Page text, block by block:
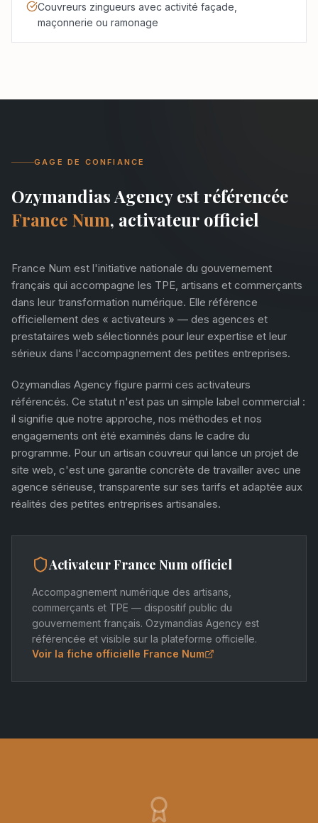
Couvreurs zingueurs avec activité façade,
maçonnerie ou ramonage
GAGE DE CONFIANCE
Ozymandias Agency est référencée
France Num, activateur officiel
France Num est l'initiative nationale du gouvernement
français qui accompagne les TPE, artisans et commerçants
dans leur transformation numérique. Elle référence
officiellement des « activateurs » — des agences et
prestataires web sélectionnés pour leur expertise et leur
sérieux dans l'accompagnement des petites entreprises.
Ozymandias Agency figure parmi ces activateurs
référencés. Ce statut n'est pas un simple label commercial :
il signifie que notre approche, nos méthodes et nos
engagements ont été examinés dans le cadre du
programme. Pour un artisan couvreur qui lance un projet de
site web, c'est une garantie concrète de travailler avec une
agence sérieuse, transparente sur ses tarifs et adaptée aux
réalités des petites entreprises artisanales.
Activateur France Num officiel
Accompagnement numérique des artisans,
commerçants et TPE — dispositif public du
gouvernement français. Ozymandias Agency est
référencée et visible sur la plateforme officielle.
Voir la fiche officielle France Num